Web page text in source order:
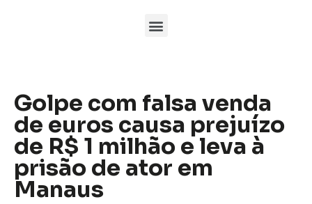
Golpe com falsa venda
de euros causa prejuízo
de R$ 1 milhão e leva à
prisão de ator em
Manaus